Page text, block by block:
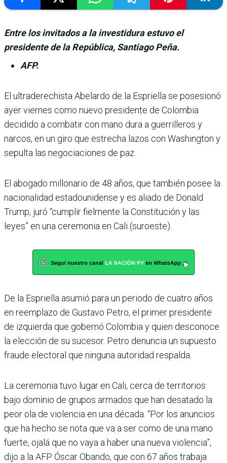
Entre los invitados a la investidura estuvo el
presidente de la República, Santiago Peña.
AFP.
El ultraderechista Abe­lardo de la Espriella se posesionó
ayer viernes como nuevo presi­dente de Colombia
decidido a combatir con mano dura a guerrilleros y
narcos, en un giro que estrecha lazos con Washington y
sepulta las negociaciones de paz.
El abogado millonario de 48 años, que también posee la
nacionalidad estadouni­dense y es aliado de Donald
Trump, juró “cumplir fiel­mente la Constitución y las
leyes” en una ceremonia en Cali (suroeste).
De la Espriella asumió para un periodo de cuatro años
en reemplazo de Gustavo Petro, el primer presidente
de izquierda que gobernó Colombia y quien desconoce
la elección de su sucesor. Petro denuncia un supuesto
fraude electoral que ninguna autoridad respalda.
La ceremonia tuvo lugar en Cali, cerca de territorios
bajo dominio de grupos armados que han desatado la
peor ola de violencia en una década. “Por los anuncios
que ha hecho se nota que va a ser como de una mano
fuerte, ojalá que no vaya a haber una nueva violencia”,
dijo a la AFP Óscar Obando, que con 67 años trabaja